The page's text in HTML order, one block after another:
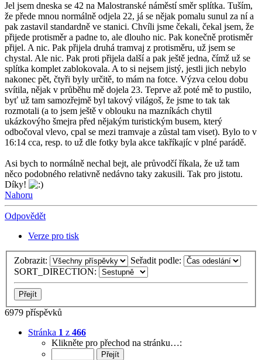
Jel jsem dneska se 42 na Malostranské náměstí směr splítka. Tuším,
že přede mnou normálně odjela 22, já se nějak pomalu sunul za ní a
pak zastavil standardně ve stanici. Chvíli jsme čekali, čekal jsem, že
přijede protisměr a padne to, ale dlouho nic. Pak konečně protisměr
přijel. A nic. Pak přijela druhá tramvaj z protisměru, už jsem se
chystal. Ale nic. Pak proti přijela další a pak ještě jedna, čímž už se
splítka komplet zablokovala. A to si nejsem jistý, jestli jich nebylo
nakonec pět, čtyři byly určitě, to mám na fotce. Výzva celou dobu
svítila, nějak v průběhu mě dojela 23. Teprve až poté mě to pustilo,
byť už tam samozřejmě byl takový világoš, že jsme to tak tak
rozmotali (a to jsem ještě v oblouku na mazníkách chytil
ukázkovýho šmejra před nějakým turistickým busem, který
odbočoval vlevo, cpal se mezi tramvaje a zůstal tam viset). Bylo to v
16:14 cca, resp. to už dle fotky byla akce takříkajíc v plné parádě.
Asi bych to normálně nechal bejt, ale průvodčí říkala, že už tam
něco podobného relativně nedávno taky zakusili. Tak pro jistotu.
Díky!
Nahoru
Odpovědět
Verze pro tisk
Zobrazit:
Seřadit podle:
SORT_DIRECTION:
6979 příspěvků
Stránka 1 z 466
Klikněte pro přechod na stránku…: